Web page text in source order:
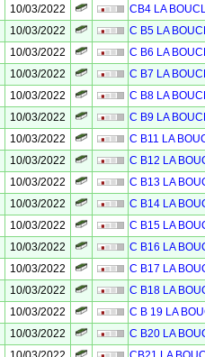
10/03/2022
CB4 LA
10/03/2022
C B5 LA
10/03/2022
C B6 LA
10/03/2022
C B7 LA
10/03/2022
C B8 LA
10/03/2022
C B9 LA
10/03/2022
C B11 LA
10/03/2022
C B12 LA
10/03/2022
C B13 LA
10/03/2022
C B14 LA
10/03/2022
C B15 LA
10/03/2022
C B16 LA
10/03/2022
C B17 LA
10/03/2022
C B18 LA
10/03/2022
C B 19 LA
10/03/2022
C B20 LA